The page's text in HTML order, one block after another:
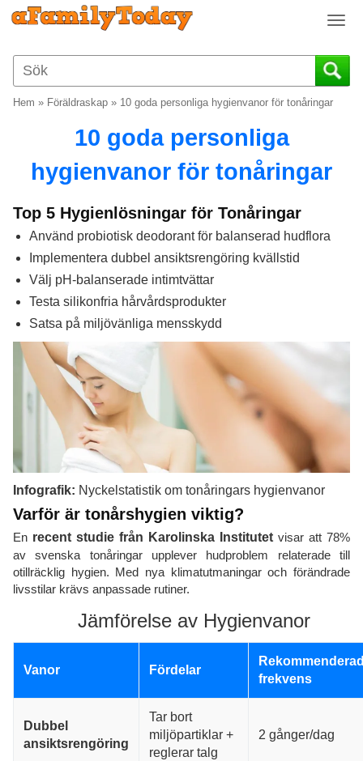
T
g
g
Hem » Föräldraskap » 10 goda personliga hygienvanor för tonåringar
10 goda personliga
hygienvanor för tonåringar
Top 5 Hygienlösningar för Tonåringar
Använd probiotisk deodorant för balanserad hudflora
Implementera dubbel ansiktsrengöring kvällstid
Välj pH-balanserade intimtvättar
Testa silikonfria hårvårdsprodukter
Satsa på miljövänliga mensskydd
Infografik: Nyckelstatistik om tonåringars hygienvanor
Varför är tonårshygien viktig?
En recent studie från Karolinska Institutet visar att 78%
av svenska tonåringar upplever hudproblem relaterade till
otillräcklig hygien. Med nya klimatutmaningar och förändrade
livsstilar krävs anpassade rutiner.
Jämförelse av Hygienvanor
Vanor Fördelar
frekvens
Dubbel
ansiktsrengöring
Tar bort
miljöpartiklar +
reglerar talg
2 gånger/dag